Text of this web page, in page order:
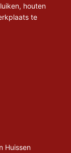
houten
te
Huissen